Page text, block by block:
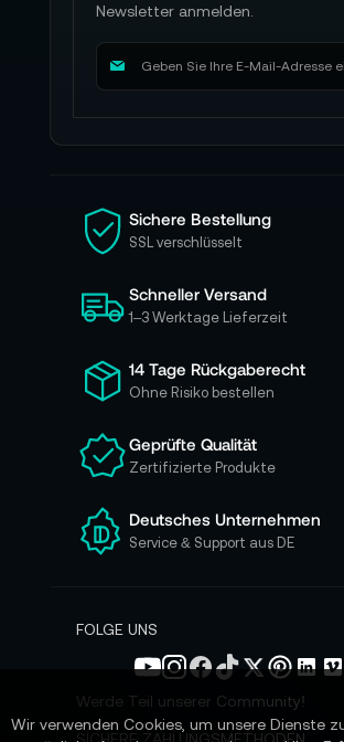
Newsletter anmelden.
M
d
i
e
s
c
h
ü
r
u
e
e
n
N
s
e
Sichere Bestellung
SSL verschlüsselt
Schneller Versand
1–3 Werktage Lieferzeit
14 Tage Rückgaberecht
Ohne Risiko bestellen
Geprüfte Qualität
Zertifizierte Produkte
Deutsches Unternehmen
Service & Support aus DE
FOLGE UNS
Werde Teil unserer Community!
Wir verwenden Cookies, um unsere Dienste